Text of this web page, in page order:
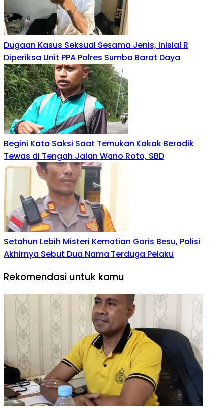
Dugaan Kasus Seksual Sesama Jenis, Inisial R
Diperiksa Unit PPA Polres Sumba Barat Daya
Begini Kata Saksi Saat Temukan Kakak Beradik
Tewas di Tengah Jalan Wano Roto, SBD
Setahun Lebih Misteri Kematian Goris Besu, Polisi
Akhirnya Sebut Dua Nama Terduga Pelaku
Rekomendasi untuk kamu